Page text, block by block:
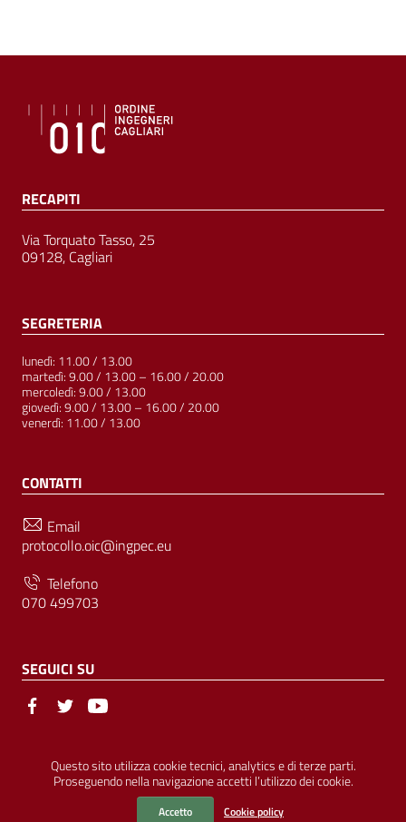
Questo sito utilizza cookie tecnici, analytics e di terze parti.
Proseguendo nella navigazione accetti l’utilizzo dei cookie.
Accetto Cookie policy
RECAPITI
Via Torquato Tasso, 25
09128, Cagliari
SEGRETERIA
lunedì: 11.00 / 13.00
martedì: 9.00 / 13.00 – 16.00 / 20.00
mercoledì: 9.00 / 13.00
giovedì: 9.00 / 13.00 – 16.00 / 20.00
venerdì: 11.00 / 13.00
CONTATTI
Email
protocollo.oic@ingpec.eu
Telefono
070 499703
SEGUICI SU
Sezione Link Utili
© Ordine degli Ingegneri della Provincia di Cagliari | P.IVA
00458800927 |Amministrazione Trasparente | Pubblicità Legale
Accessibilità